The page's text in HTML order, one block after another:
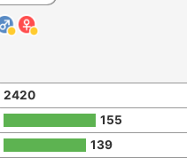
2420
155
139